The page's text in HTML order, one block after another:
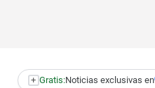
+ Gratis:Noticias exclusivas en